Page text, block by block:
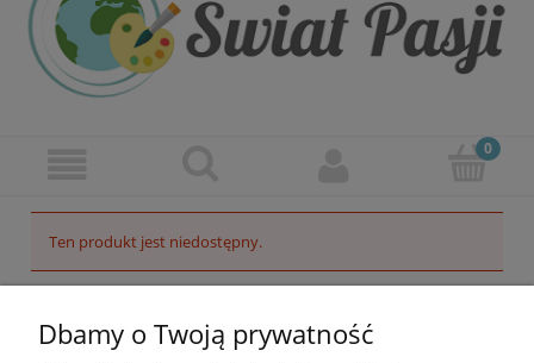
Ten produkt jest niedostępny.
Dbamy o Twoją prywatność